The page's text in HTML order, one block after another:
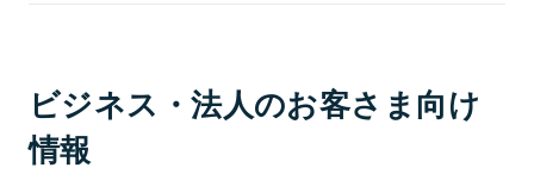
ビジネス・法人のお客さま向け
情報